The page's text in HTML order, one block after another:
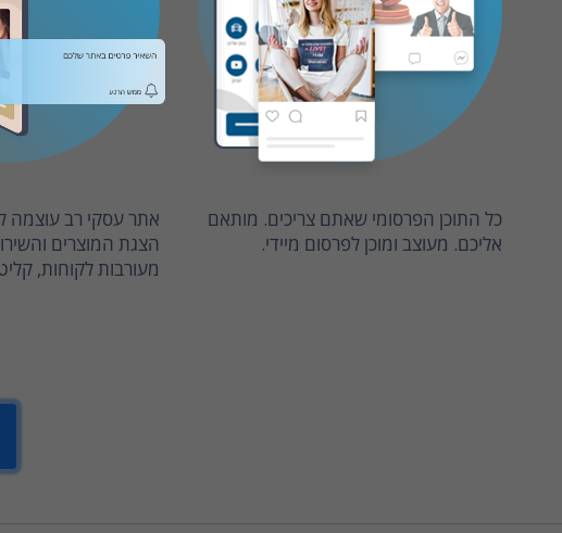
כל התוכן הפרסומי שאתם צריכים. מותאם
אליכם. מעוצב ומוכן לפרסום מיידי.
אתר עסקי רב עוצמה
הצגת המוצרים
מעורבות לקוחות,